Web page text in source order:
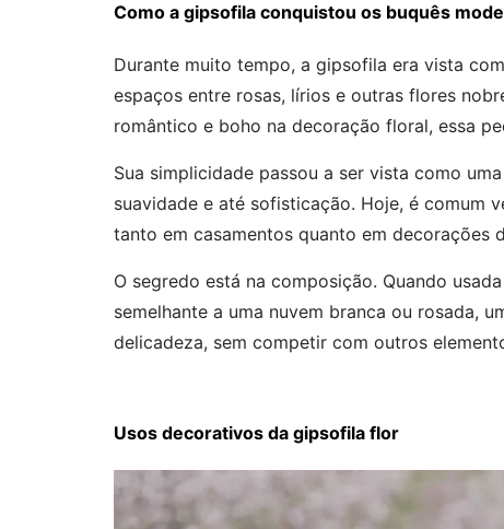
Como a gipsofila conquistou os buquês
Durante muito tempo, a gipsofila era vista
espaços entre rosas, lírios e outras flores
romântico e boho na decoração floral, essa
Sua simplicidade passou a ser vista como
suavidade e até sofisticação. Hoje, é comum
tanto em casamentos quanto em decorações
O segredo está na composição. Quando
semelhante a uma nuvem branca ou rosada,
delicadeza, sem competir com outros
Usos decorativos da gipsofila flor